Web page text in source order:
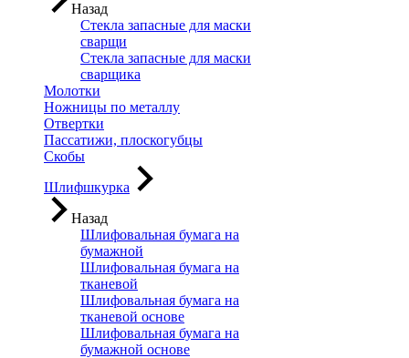
Назад
Стекла запасные для маски
сварщи
Стекла запасные для маски
сварщика
Молотки
Ножницы по металлу
Отвертки
Пассатижи, плоскогубцы
Скобы
Шлифшкурка
Назад
Шлифовальная бумага на
бумажной
Шлифовальная бумага на
тканевой
Шлифовальная бумага на
тканевой основе
Шлифовальная бумага на
бумажной основе